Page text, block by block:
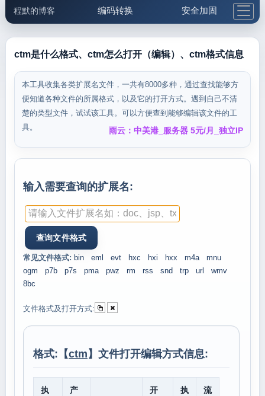
程默的博客 编码转换 安全加固
邮件工具 生活便民 更多工具
5.1支付宝大红包
ctm是什么格式、ctm怎么打开（编辑）、ctm格式信息
本工具收集各类扩展名文件，一共有8000多种，通过查找能够方
便知道各种文件的所属格式，以及它的打开方式。遇到自己不清
楚的类型文件，试试该工具。可以方便查到能够编辑该文件的工
具。
雨云：中美港_服务器 5元/月_独立IP
输入需要查询的扩展名:
常见文件格式: bin eml evt hxc hxi hxx m4a
mnu
ogm
p7b p7s pma pwz rm rss snd trp url
wmv
8bc
文件格式及打开方式:
格式:【ctm 】文件打开编辑方式信息:
执
产
开
执
流